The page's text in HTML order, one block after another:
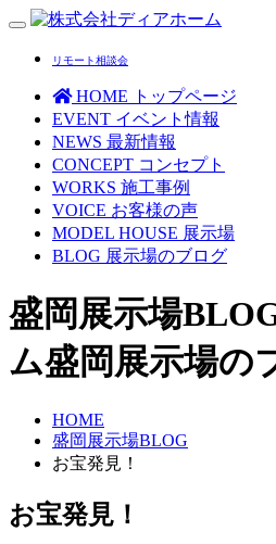
Toggle
リモート相談会
HOME
トップページ
EVENT イベント情報
NEWS 最新情報
CONCEPT コンセプト
WORKS 施工事例
VOICE お客様の声
MODEL HOUSE 展示場
BLOG 展示場のブログ
盛岡展示場
ム盛岡展示場の
HOME
盛岡展示場BLOG
お宝発見！
お宝発見！